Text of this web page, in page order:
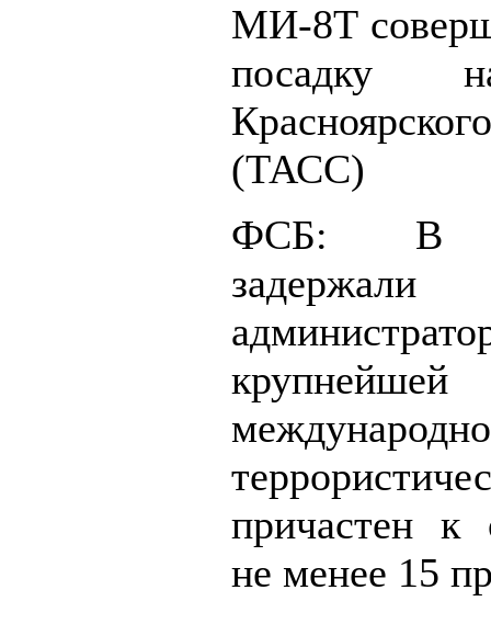
МИ-8Т
посадку
(ТАСС)
ФСБ: В
задержали
крупнейшей
причастен к
не менее 15